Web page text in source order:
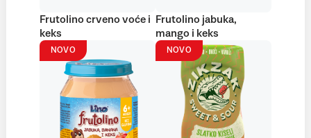
Frutolino crveno voće i
keks
Frutolino jabuka,
mango i keks
NOVO NOVO